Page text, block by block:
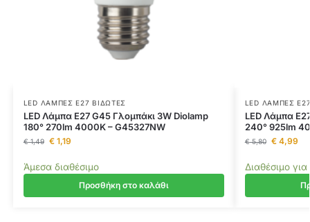
LED ΛΆΜΠΕΣ E27 ΒΙΔΩΤΈΣ
LED Λάμπα E27 G45 Γλομπάκι 3W Diolamp
180° 270lm 4000K – G45327NW
€1,49 €1,19
Άμεσα διαθέσιμο
Προσθήκη στο καλάθι
LED ΛΆΜΠΕΣ
LED Λάμπα
240° 925lm
€5,80 €4,99
Διαθέσιμο